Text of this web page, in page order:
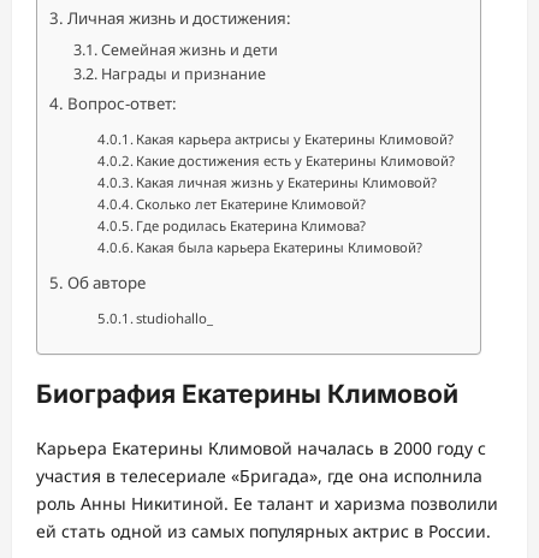
Личная жизнь и достижения:
Семейная жизнь и дети
Награды и признание
Вопрос-ответ:
Какая карьера актрисы у Екатерины Климовой?
Какие достижения есть у Екатерины Климовой?
Какая личная жизнь у Екатерины Климовой?
Сколько лет Екатерине Климовой?
Где родилась Екатерина Климова?
Какая была карьера Екатерины Климовой?
Об авторе
studiohallo_
Биография Екатерины Климовой
Карьера Екатерины Климовой началась в 2000 году с
участия в телесериале «Бригада», где она исполнила
роль Анны Никитиной. Ее талант и харизма позволили
ей стать одной из самых популярных актрис в России.